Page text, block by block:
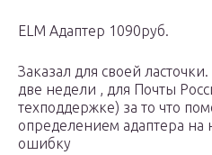
ELM Адаптер 1090руб.
Заказал для своей
две недели , для Почты
техподдержке) за то что
определением адаптера на
ошибку